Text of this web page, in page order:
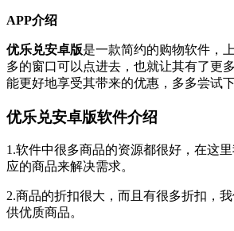
APP介绍
优乐兑安卓版是一款简约的购物软件，
多的窗口可以点进去，也就让其有了更
能更好地享受其带来的优惠，多多尝试下
优乐兑安卓版软件介绍
1.软件中很多商品的资源都很好，在这
应的商品来解决需求。
2.商品的折扣很大，而且有很多折扣，
供优质商品。